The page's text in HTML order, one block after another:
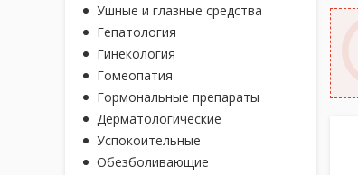
Ушные и глазные средства
Гепатология
Гинекология
Гомеопатия
Гормональные препараты
Дерматологические
Успокоительные
Обезболивающие